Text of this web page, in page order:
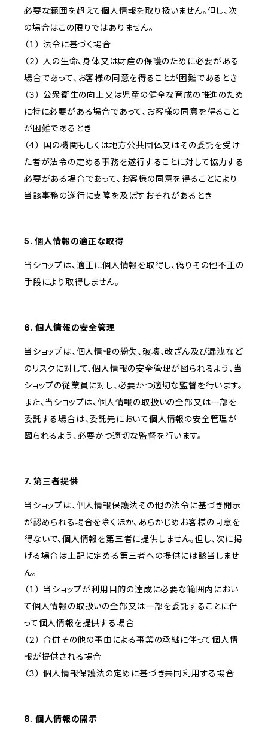
必要な範囲を超えて個人情報を取り扱いません。但し、次
の場合はこの限りではありません。
（１） 法令に基づく場合
（２） 人の生命、身体又は財産の保護のために必要がある
場合であって、お客様の同意を得ることが困難であるとき
（３） 公衆衛生の向上又は児童の健全な育成の推進のため
に特に必要がある場合であって、お客様の同意を得ること
が困難であるとき
（４） 国の機関もしくは地方公共団体又はその委託を受け
た者が法令の定める事務を遂行することに対して協力する
必要がある場合であって、お客様の同意を得ることにより
当該事務の遂行に支障を及ぼすおそれがあるとき
5. 個人情報の適正な取得
当ショップは、適正に個人情報を取得し、偽りその他不正の
手段により取得しません。
6. 個人情報の安全管理
当ショップは、個人情報の紛失、破壊、改ざん及び漏洩など
のリスクに対して、個人情報の安全管理が図られるよう、当
ショップの従業員に対し、必要かつ適切な監督を行います。
また、当ショップは、個人情報の取扱いの全部又は一部を
委託する場合は、委託先において個人情報の安全管理が
図られるよう、必要かつ適切な監督を行います。
7. 第三者提供
当ショップは、個人情報保護法その他の法令に基づき開示
が認められる場合を除くほか、あらかじめお客様の同意を
得ないで、個人情報を第三者に提供しません。但し、次に掲
げる場合は上記に定める第三者への提供には該当しませ
ん。
（１） 当ショップが利用目的の達成に必要な範囲内におい
て個人情報の取扱いの全部又は一部を委託することに伴
って個人情報を提供する場合
（２） 合併その他の事由による事業の承継に伴って個人情
報が提供される場合
（３） 個人情報保護法の定めに基づき共同利用する場合
8. 個人情報の開示